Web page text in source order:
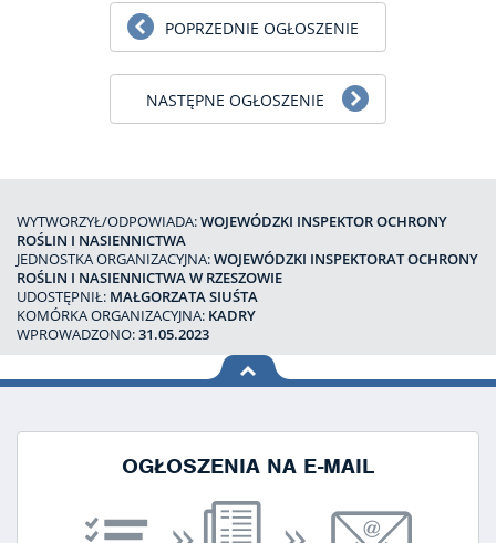
POPRZEDNIE OGŁOSZENIE
NASTĘPNE OGŁOSZENIE
WYTWORZYŁ/ODPOWIADA:WOJEWÓDZKI INSPEKTOR OCHRONY
ROŚLIN I NASIENNICTWA
JEDNOSTKA ORGANIZACYJNA:WOJEWÓDZKI INSPEKTORAT OCHRONY
ROŚLIN I NASIENNICTWA W RZESZOWIE
UDOSTĘPNIŁ: MAŁGORZATA SIUŚTA
KOMÓRKA ORGANIZACYJNA: KADRY
WPROWADZONO:31.05.2023
na górę
OGŁOSZENIA NA E-MAIL